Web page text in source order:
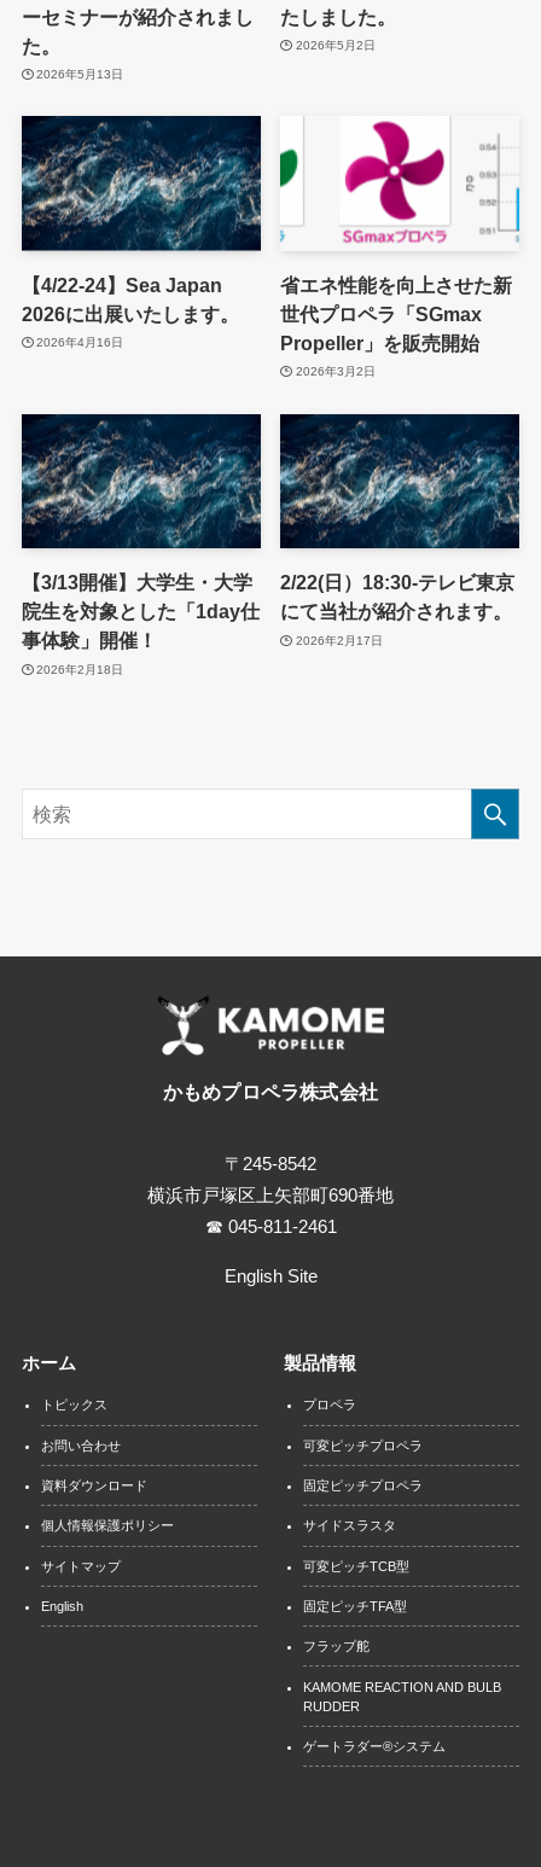
ーセミナーが紹介されまし
た。
2026年5月13日
たしました。
2026年5月2日
【4/22-24】Sea Japan
2026に出展いたします。
2026年4月16日
省エネ性能を向上させた新
世代プロペラ「SGmax
Propeller」を販売開始
2026年3月2日
【3/13開催】大学生・大学
院生を対象とした「1day仕
事体験」開催！
2026年2月18日
2/22(日）18:30-テレビ東京
にて当社が紹介されます。
2026年2月17日
かもめプロペラ株式会社
〒245-8542
横浜市戸塚区上矢部町690番地
☎ 045-811-2461
English Site
ホーム
トピックス
お問い合わせ
資料ダウンロード
個人情報保護ポリシー
サイトマップ
English
製品情報
プロペラ
可変ピッチプロペラ
固定ピッチプロペラ
サイドスラスタ
可変ピッチTCB型
固定ピッチTFA型
フラップ舵
KAMOME REACTION AND BULB
RUDDER
ゲートラダー®システム